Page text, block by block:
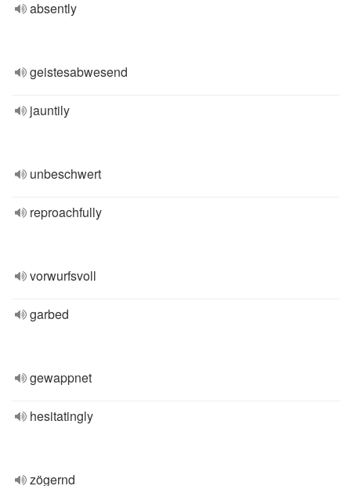
absently
geistesabwesend
jauntily
unbeschwert
reproachfully
vorwurfsvoll
garbed
gewappnet
hesitatingly
zögernd